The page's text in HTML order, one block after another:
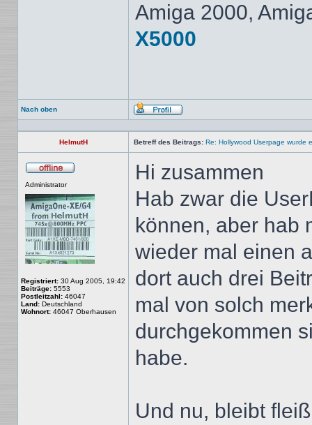
Amiga 2000,
X5000
Nach oben
Profil
HelmutH Betreff des Beitrags: Re: Hollywood Userpage wurde
Administrator
Registriert: 30 Aug 2005, 19:42
Beiträge: 5553
Postleitzahl: 46047
Land: Deutschland
Wohnort: 46047 Oberhausen
Hi zusammen
Hab zwar die
können, aber hab
wieder mal einen
dort auch drei
mal von solch
durchgekommen
habe.
Und nu, bleibt